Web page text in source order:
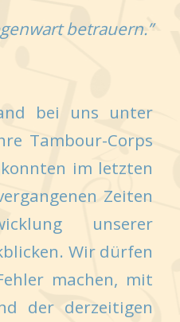
betrauern.”
bei uns unter
Tambour-Corps
im letzten
Zeiten
unserer
Wir dürfen
machen, mit
der derzeitigen